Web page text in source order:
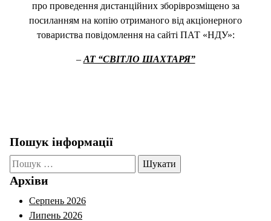
про проведення дистанційних зборіврозміщено за
посиланням на копію отриманого від акціонерного
товариства повідомлення на сайті ПАТ «НДУ»:
– АТ “СВІТЛО ШАХТАРЯ”
Пошук інформації
Пошук:
Архіви
Серпень 2026
Липень 2026